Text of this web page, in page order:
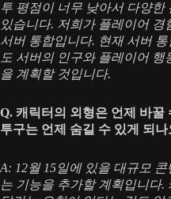
투 평점이 너무 낮아서 다양
있습니다. 저희가 플레이어
서버 통합입니다. 현재 서버
도 서버의 인구와 플레이어
을 계획할 것입니다.
Q. 캐릭터의 외형은 언제 바꿀
투구는 언제 숨길 수 있게 되나
A: 12월 15일에 있을 대규모
는 기능을 추가할 계획입니다